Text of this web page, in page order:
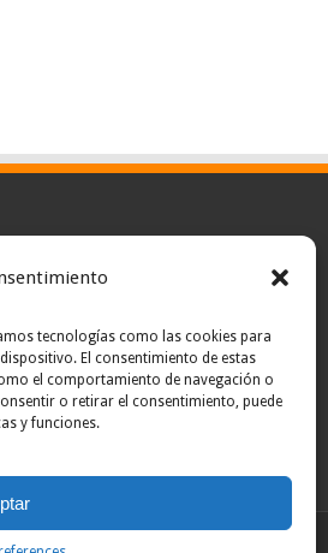
tecnologías como las cookies para
El consentimiento de estas
el comportamiento de navegación o
o retirar el consentimiento, puede
y funciones.